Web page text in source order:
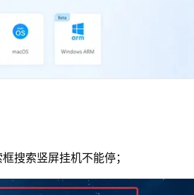
搜索竖屏挂机不能停；